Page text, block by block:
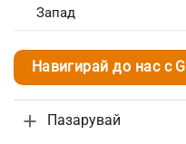
Запад
Навигирай до нас с
Пазарувай